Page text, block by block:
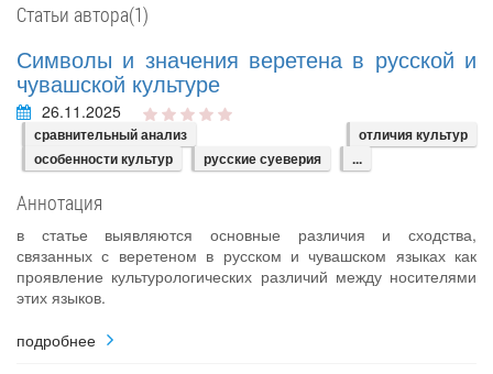
Статьи автора(1)
Символы и значения веретена в русской и
чувашской культуре
26.11.2025
сравнительный анализ
отличия культур
особенности культур
русские суеверия ...
Аннотация
в статье выявляются основные различия и сходства,
связанных с веретеном в русском и чувашском языках как
проявление культурологических различий между носителями
этих языков.
подробнее